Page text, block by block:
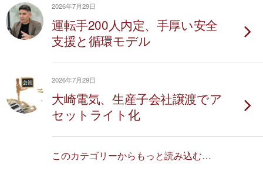
2026年7月29日
運転手200人内定、手厚い安全
支援と循環モデル
2026年7月29日
大崎電気、生産子会社譲渡でア
セットライト化
このカテゴリーからもっと読み込む…